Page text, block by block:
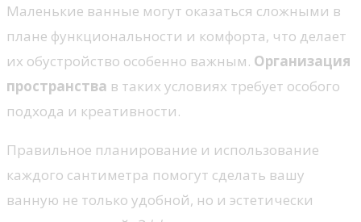
Маленькие ванные могут оказаться сложными в
плане функциональности и комфорта, что делает
их обустройство особенно важным. Организация
пространства в таких условиях требует особого
подхода и креативности.
Правильное планирование и использование
каждого сантиметра помогут сделать вашу
ванную не только удобной, но и эстетически